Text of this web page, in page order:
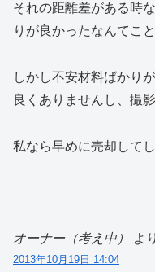
それの距離差がある時
りが良かったなんてこ
しかし不安材料ばかり
良くありませんし、撮
私なら早めに売却して
オーナー（考え中） よ
2013年10月19日 14:04